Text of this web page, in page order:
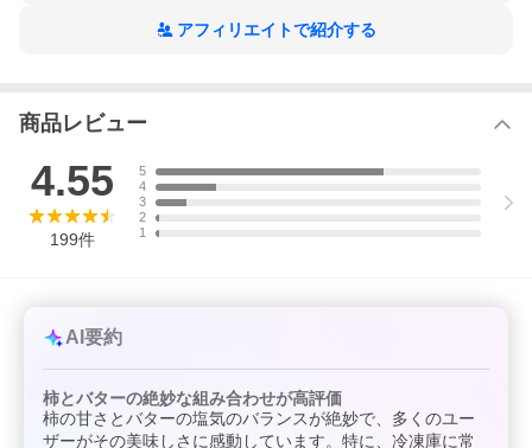
アフィリエイトで紹介する
商品レビュー
4.55
199件
5
4
3
2
1
AI要約
柿とバターの絶妙な組み合わせが高評価
柿の甘さとバターの塩気のバランスが絶妙で、多くのユー
ザーがその美味しさに感動しています。特に、冷凍庫に常